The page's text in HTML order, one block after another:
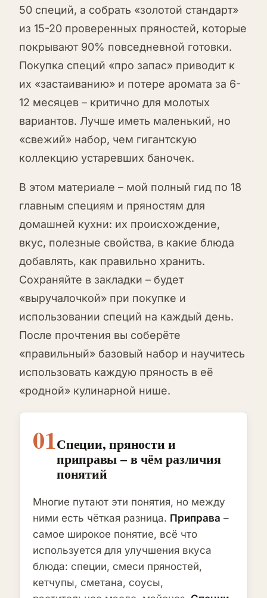
50 специй, а собрать «золотой стандарт»
из 15-20 проверенных пряностей, которые
покрывают 90% повседневной готовки.
Покупка специй «про запас» приводит к
их «застаиванию» и потере аромата за 6-
12 месяцев – критично для молотых
вариантов. Лучше иметь маленький, но
«свежий» набор, чем гигантскую
коллекцию устаревших баночек.
В этом материале – мой полный гид по 18
главным специям и пряностям для
домашней кухни: их происхождение,
вкус, полезные свойства, в какие блюда
добавлять, как правильно хранить.
Сохраняйте в закладки – будет
«выручалочкой» при покупке и
использовании специй на каждый день.
После прочтения вы соберёте
«правильный» базовый набор и научитесь
использовать каждую пряность в её
«родной» кулинарной нише.
01Специи, пряности и
приправы – в чём различия
понятий
Многие путают эти понятия, но между
ними есть чёткая разница. Приправа –
самое широкое понятие, всё что
используется для улучшения вкуса
блюда: специи, смеси пряностей,
кетчупы, сметана, соусы,